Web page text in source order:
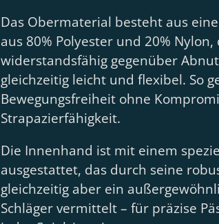
Das Obermaterial besteht aus
aus 80% Polyester und 20%
widerstandsfähig gegenüber
gleichzeitig leicht und flexibel. So
Bewegungsfreiheit ohne
Strapazierfähigkeit.
Die Innenhand ist mit einem
ausgestattet, das durch seine
gleichzeitig aber ein
Schläger vermittelt – für präzise